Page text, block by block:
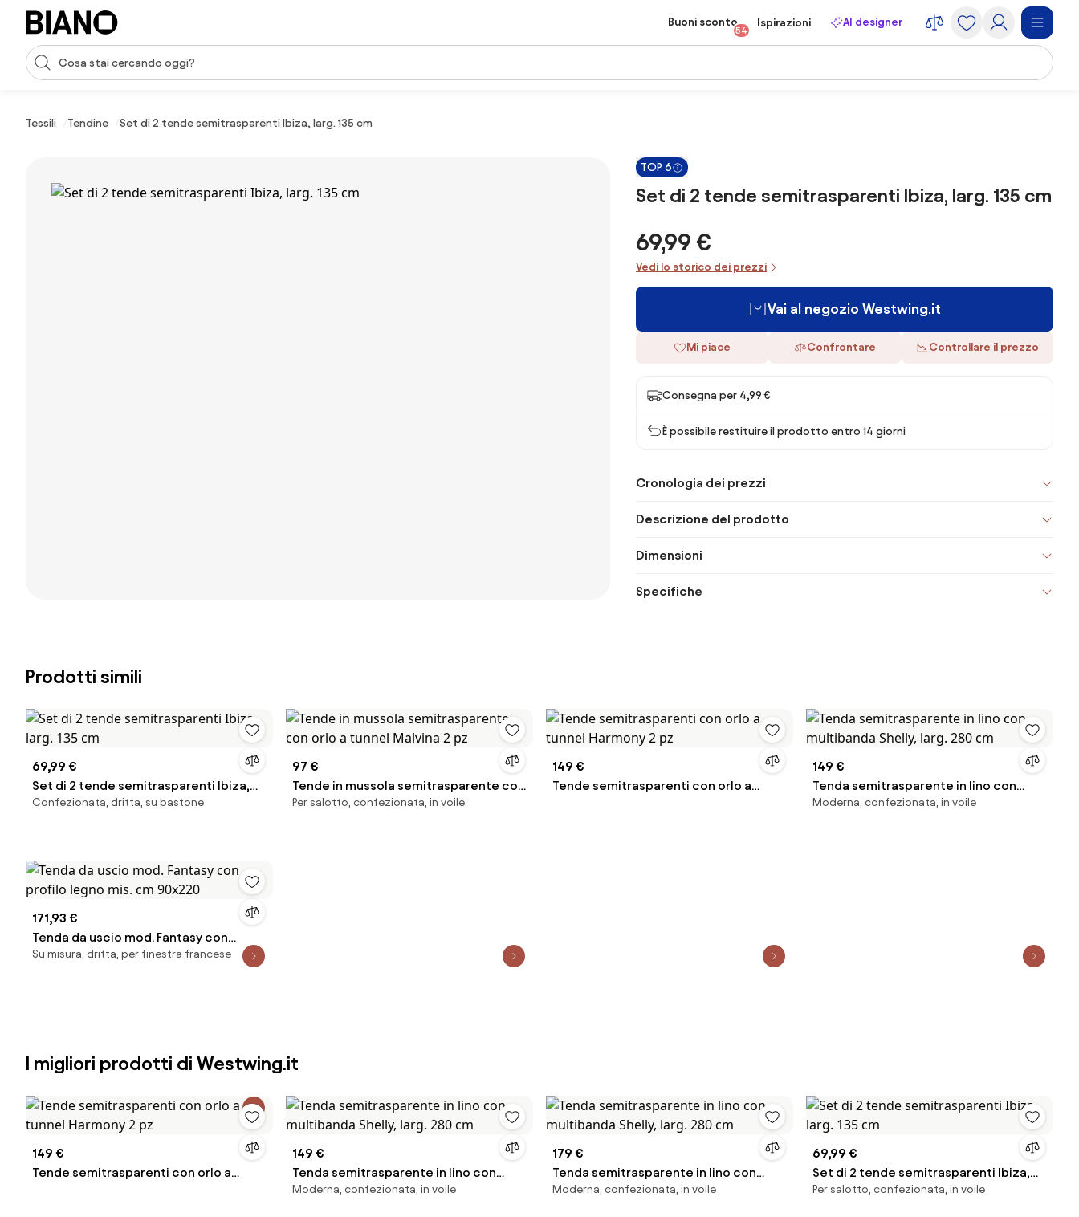
Salta la navigazione, vai al contenuto
Input della ricerca
Buoni sconto
54
Ispirazioni AI designer
Tessili Tendine Set di 2 tende semitrasparenti Ibiza, larg. 135 cm
TOP 6
Set di 2 tende semitrasparenti Ibiza, larg. 135 cm
69,99 €
Vedi lo storico dei prezzi
Vai al negozio Westwing.it
Mi piace Confrontare Controllare il prezzo
Consegna per 4,99 €
È possibile restituire il prodotto entro 14 giorni
Cronologia dei prezzi
Descrizione del prodotto
Dimensioni
Specifiche
Prodotti simili
69,99 €
Set di 2 tende semitrasparenti Ibiza,
larg. 135 cm
Confezionata, dritta, su bastone
97 €
Tende in mussola semitrasparente con
orlo a tunnel Malvina 2 pz
Per salotto, confezionata, in voile
149 €
Tende semitrasparenti con orlo a
149 €
Tenda semitrasparente in lino con
multibanda Shelly, larg. 280 cm
Moderna, confezionata, in voile
171,93 €
Tenda da uscio mod. Fantasy con
profilo legno mis. cm 90x220
Su misura, dritta, per finestra francese
I migliori prodotti di Westwing.it
149 €
Tende semitrasparenti con orlo a
149 €
Tenda semitrasparente in lino con
multibanda Shelly, larg. 280 cm
Moderna, confezionata, in voile
179 €
Tenda semitrasparente in lino con
multibanda Shelly, larg. 280 cm
Moderna, confezionata, in voile
69,99 €
Set di 2 tende semitrasparenti Ibiza,
larg. 135 cm
Per salotto, confezionata, in voile